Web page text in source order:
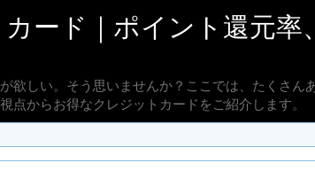
ード｜ポイント還元率
欲しい。そう思いませんか？ここでは、たくさ
点からお得なクレジットカードをご紹介します。